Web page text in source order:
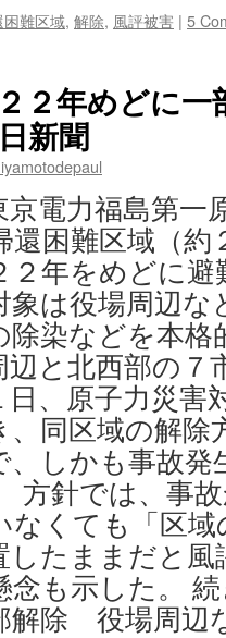
困難区域, 解除, 風評被害 | 5
２年めどに
新聞
電力福島第一
困難区域（約
２年をめどに
は役場周辺な
除染などを本格
と北西部の７
、原子力災害
同区域の解除
、しかも事故発
方針では、事
なくても「区
したままだと
念も示した。
解除 役場周辺